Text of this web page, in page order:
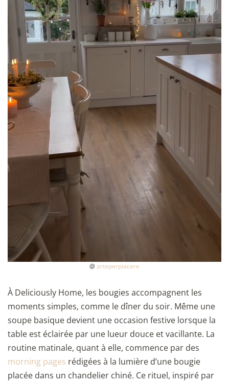
@ arteperpiacere
À Deliciously Home, les bougies accompagnent les
moments simples, comme le dîner du soir. Même une
soupe basique devient une occasion festive lorsque la
table est éclairée par une lueur douce et vacillante. La
routine matinale, quant à elle, commence par des
morning pages rédigées à la lumière d’une bougie
placée dans un chandelier chiné. Ce rituel, inspiré par